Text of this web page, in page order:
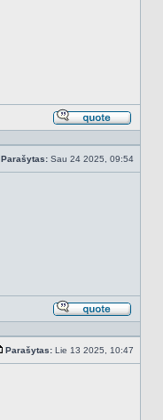
Atsakyti
Standartinė
Parašytas: Sau 24 2025, 09:54
Atsakyti
Standartinė
Parašytas: Lie 13 2025, 10:47